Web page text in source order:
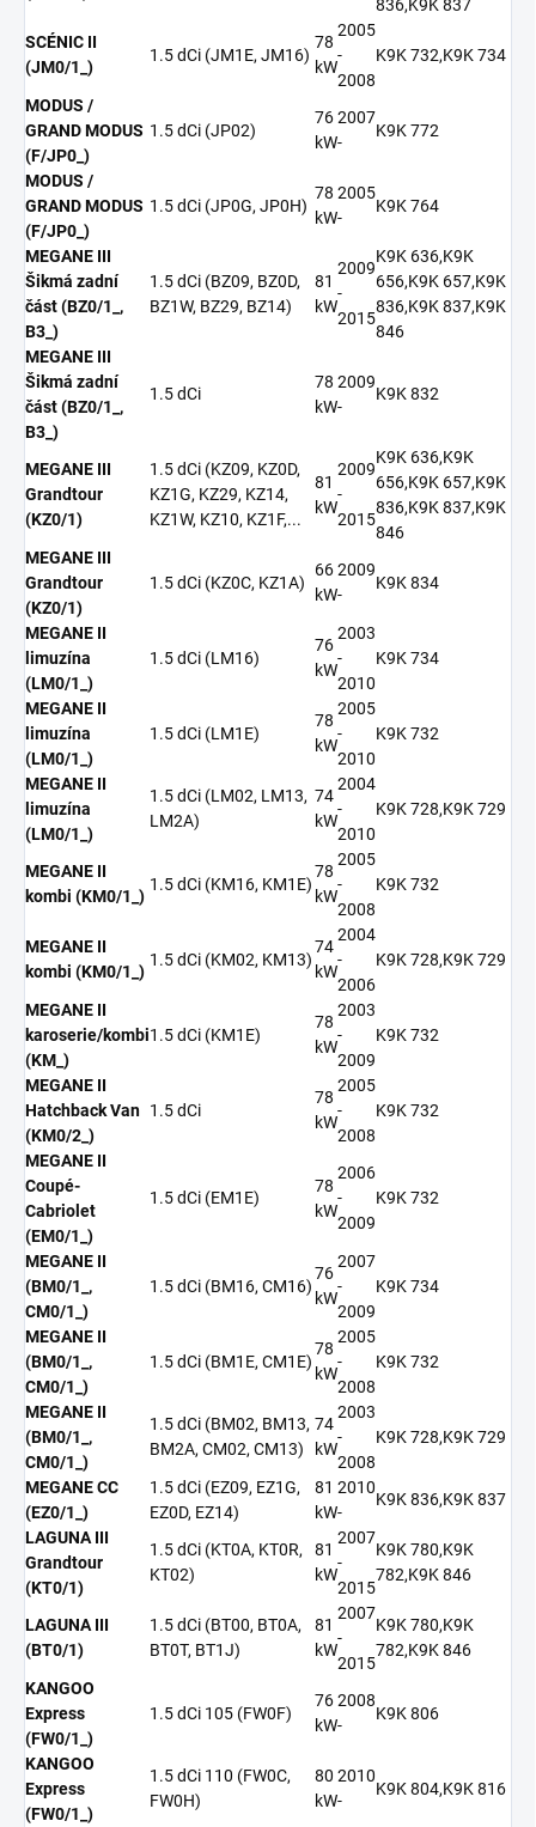
836,K9K 837
SCÉNIC II
(JM0/1_)
1.5 dCi (JM1E, JM16)
78
kW
2005
-
2008
K9K 732,K9K 734
MODUS /
GRAND MODUS
(F/JP0_)
1.5 dCi (JP02)
76
kW
2007
-
K9K 772
MODUS /
GRAND MODUS
(F/JP0_)
1.5 dCi (JP0G, JP0H)
78
kW
2005
-
K9K 764
MEGANE III
Šikmá zadní
část (BZ0/1_,
B3_)
1.5 dCi (BZ09, BZ0D,
BZ1W, BZ29, BZ14)
81
kW
2009
-
2015
K9K 636,K9K
656,K9K 657,K9K
836,K9K 837,K9K
846
MEGANE III
Šikmá zadní
část (BZ0/1_,
B3_)
1.5 dCi
78
kW
2009
-
K9K 832
MEGANE III
Grandtour
(KZ0/1)
1.5 dCi (KZ09, KZ0D,
KZ1G, KZ29, KZ14,
KZ1W, KZ10, KZ1F,...
81
kW
2009
-
2015
K9K 636,K9K
656,K9K 657,K9K
836,K9K 837,K9K
846
MEGANE III
Grandtour
(KZ0/1)
1.5 dCi (KZ0C, KZ1A)
66
kW
2009
-
K9K 834
MEGANE II
limuzína
(LM0/1_)
1.5 dCi (LM16)
76
kW
2003
-
2010
K9K 734
MEGANE II
limuzína
(LM0/1_)
1.5 dCi (LM1E)
78
kW
2005
-
2010
K9K 732
MEGANE II
limuzína
(LM0/1_)
1.5 dCi (LM02, LM13,
LM2A)
74
kW
2004
-
2010
K9K 728,K9K 729
MEGANE II
kombi (KM0/1_)
1.5 dCi (KM16, KM1E)
78
kW
2005
-
2008
K9K 732
MEGANE II
kombi (KM0/1_)
1.5 dCi (KM02, KM13)
74
kW
2004
-
2006
K9K 728,K9K 729
MEGANE II
karoserie/kombi
(KM_)
1.5 dCi (KM1E)
78
kW
2003
-
2009
K9K 732
MEGANE II
Hatchback Van
(KM0/2_)
1.5 dCi
78
kW
2005
-
2008
K9K 732
MEGANE II
Coupé-
Cabriolet
(EM0/1_)
1.5 dCi (EM1E)
78
kW
2006
-
2009
K9K 732
MEGANE II
(BM0/1_,
CM0/1_)
1.5 dCi (BM16, CM16)
76
kW
2007
-
2009
K9K 734
MEGANE II
(BM0/1_,
CM0/1_)
1.5 dCi (BM1E, CM1E)
78
kW
2005
-
2008
K9K 732
MEGANE II
(BM0/1_,
CM0/1_)
1.5 dCi (BM02, BM13,
BM2A, CM02, CM13)
74
kW
2003
-
2008
K9K 728,K9K 729
MEGANE CC
(EZ0/1_)
1.5 dCi (EZ09, EZ1G,
EZ0D, EZ14)
81
kW
2010
-
K9K 836,K9K 837
LAGUNA III
Grandtour
(KT0/1)
1.5 dCi (KT0A, KT0R,
KT02)
81
kW
2007
-
2015
K9K 780,K9K
782,K9K 846
LAGUNA III
(BT0/1)
1.5 dCi (BT00, BT0A,
BT0T, BT1J)
81
kW
2007
-
2015
K9K 780,K9K
782,K9K 846
KANGOO
Express
(FW0/1_)
1.5 dCi 105 (FW0F)
76
kW
2008
-
K9K 806
KANGOO
Express
(FW0/1_)
1.5 dCi 110 (FW0C,
FW0H)
80
kW
2010
-
K9K 804,K9K 816